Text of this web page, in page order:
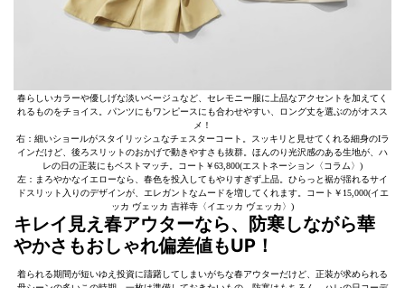
春らしいカラーや優しげな淡いベージュなど、セレモニー服に上品なアクセントを加えてく
れるものをチョイス。パンツにもワンピースにも合わせやすい、ロング丈を選ぶのがオスス
メ！
右：細いショールがスタイリッシュなチェスターコート。スッキリと見せてくれる細身のIラ
インだけど、後ろスリットのおかげで動きやすさも抜群。ほんのり光沢感のある生地が、ハ
レの日の正装にもベストマッチ。コート￥63,800(エストネーション〈コラム〉)
左：まろやかなイエローなら、春色を投入してもやりすぎず上品。ひらっと裾が揺れるサイ
ドスリット入りのデザインが、エレガントなムードを増してくれます。コート￥15,000(イエ
ッカ ヴェッカ 吉祥寺〈イエッカ ヴェッカ〉)
キレイ見え春アウターなら、防寒しながら華
やかさもおしゃれ偏差値もUP！
着られる期間が短いゆえ投資に躊躇してしまいがちな春アウターだけど、正装が求められる